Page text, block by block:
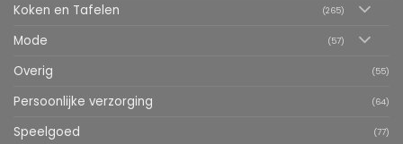
Koken en Tafelen (265)
Mode (57)
Overig (55)
Persoonlijke verzorging (64)
Speelgoed (77)